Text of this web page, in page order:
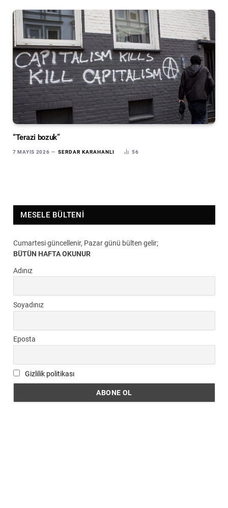
“Terazi bozuk”
7 MAYIS 2026 SERDAR KARAHANLI 56
MESELE BÜLTENI
Cumartesi güncellenir, Pazar günü bülten gelir;
BÜTÜN HAFTA OKUNUR
Adınız
Soyadınız
Eposta
Gizlilik politikası